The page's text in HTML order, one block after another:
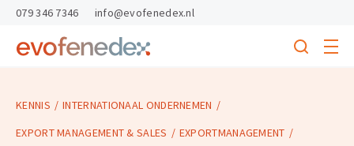
skipToContent
skipToFooter
Return
homepage
Search
menu
079 346 7346 info@evofenedex.nl
KENNIS
INTERNATIONAAL ONDERNEMEN
EXPORT MANAGEMENT & SALES
EXPORTMANAGEMENT